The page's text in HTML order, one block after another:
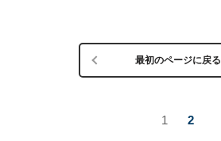
最初のページに戻る
1 2